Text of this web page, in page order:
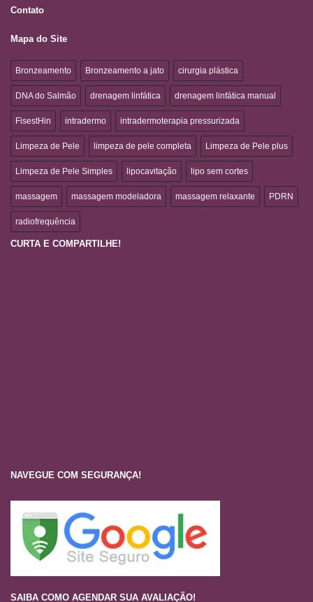
Contato
Mapa do Site
Bronzeamento Bronzeamento a jato cirurgia plástica
DNA do Salmão drenagem linfática drenagem linfática manual
FisestHin intradermo intradermoterapia pressurizada
Limpeza de Pele limpeza de pele completa Limpeza de Pele plus
Limpeza de Pele Simples lipocavitação lipo sem cortes
massagem massagem modeladora massagem relaxante PDRN
radiofrequência
CURTA E COMPARTILHE!
NAVEGUE COM SEGURANÇA!
SAIBA COMO AGENDAR SUA AVALIAÇÃO!